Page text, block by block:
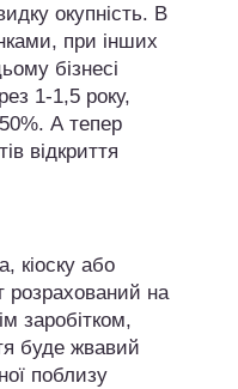
окупність. В
при інших
бізнесі
1-1,5 року,
А тепер
відкриття
кіоску або
розрахований на
заробітком,
буде жвавий
поблизу